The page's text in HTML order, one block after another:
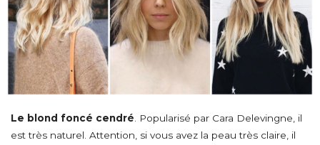
Le blond foncé cendré . Popularisé par Cara Delevingne, il
est très naturel. Attention, si vous avez la peau très claire, il